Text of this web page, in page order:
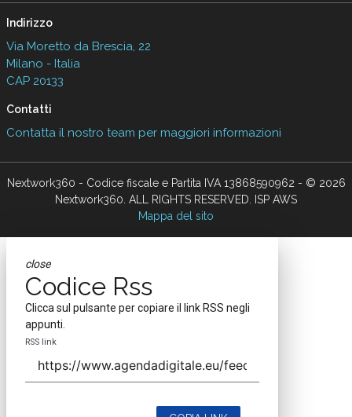
Indirizzo
Via Moretto da Brescia, 22
Milano - Italia
CAP 20133
Contatti
Contatta il nostro team per maggiori informazioni
Nextwork360 - Codice fiscale e Partita IVA 13868590962 - © 2026
Nextwork360. ALL RIGHTS RESERVED. ISP AWS
Mappa del sito
close
Codice Rss
Clicca sul pulsante per copiare il link RSS negli
appunti.
RSS link